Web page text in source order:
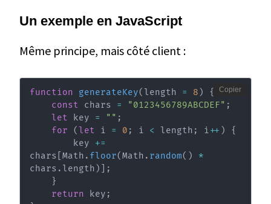
Un exemple en JavaScript
Même principe, mais côté client :
function generateKey( length = 8 )
{
const chars = "0123456789ABCDEF" ;
let key = "" ;
for
( let i = 0 ; i < length ; i++ )
{
        key
+=
chars
Math . floor(Math . random( )
*
chars . length )
;
}
return key ;
Copier